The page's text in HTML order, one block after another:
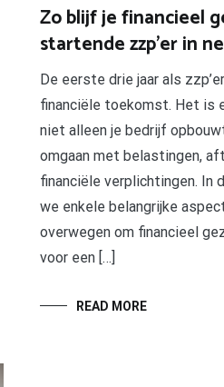
Zo blijf je financieel
startende zzp’er in
De eerste drie jaar als
financiële toekomst. Het is
niet alleen je bedrijf
omgaan met belastingen,
financiële verplichtingen. In
we enkele belangrijke
overwegen om financieel
voor een […]
READ MORE